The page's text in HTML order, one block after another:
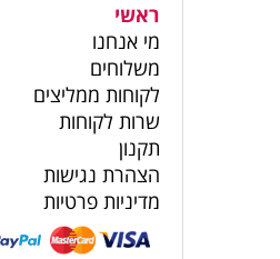
ראשי
מי אנחנו
משלוחים
לקוחות ממליצים
שרות לקוחות
תקנון
הצהרת נגישות
מדיניות פרטיות